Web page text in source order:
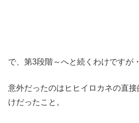
で、第3段階～へと続くわけですが
意外だったのはヒヒイロカネの直
けだったこと。